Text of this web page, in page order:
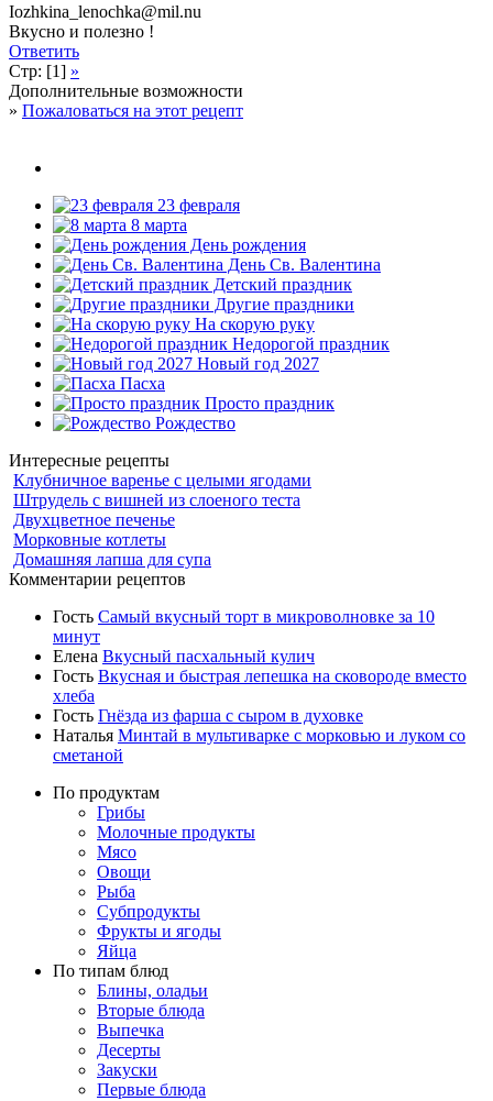
Iozhkina_lenochka@mil.nu
Вкусно и полезно !
Ответить
Стр: [1] »
Дополнительные возможности
» Пожаловаться на этот рецепт
23 февраля
8 марта
День рождения
День Св. Валентина
Детский праздник
Другие праздники
На скорую руку
Недорогой праздник
Новый год 2027
Пасха
Просто праздник
Рождество
Интересные рецепты
Клубничное варенье с целыми ягодами
Штрудель с вишней из слоеного теста
Двухцветное печенье
Морковные котлеты
Домашняя лапша для супа
Комментарии рецептов
Гость Самый вкусный торт в микроволновке за 10
минут
Елена Вкусный пасхальный кулич
Гость Вкусная и быстрая лепешка на сковороде вместо
хлеба
Гость Гнёзда из фарша с сыром в духовке
Наталья Минтай в мультиварке с морковью и луком со
сметаной
По продуктам
Грибы
Молочные продукты
Мясо
Овощи
Рыба
Субпродукты
Фрукты и ягоды
Яйца
По типам блюд
Блины, оладьи
Вторые блюда
Выпечка
Десерты
Закуски
Первые блюда